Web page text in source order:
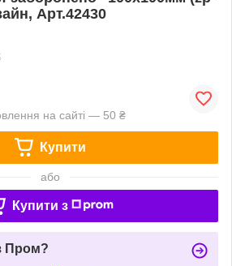
Арт.42430
на сайті — 50 ₴
Купити
або
Купити з
Пром?